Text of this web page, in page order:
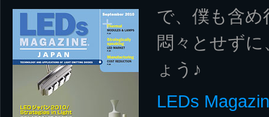
で、僕も含
悶々とせず
ょう♪
LEDs